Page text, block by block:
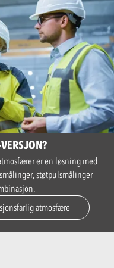
er en løsning med
støtpulsmålinger
atmosfære